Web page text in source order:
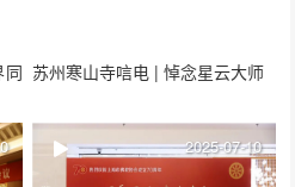
同 苏州寒山寺唁电 | 悼念星云大师
2025-07-10